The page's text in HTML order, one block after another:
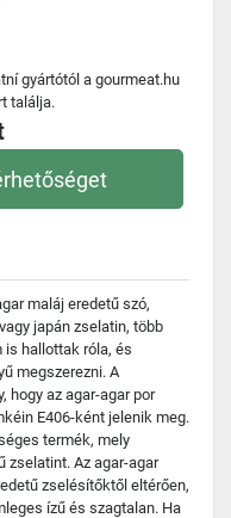
gyártótól a gourmeat.hu
találja.
maláj eredetű szó,
japán zselatin, több
is hallottak róla, és
megszerezni. A
hogy az agar-agar por
E406-ként jelenik meg.
termék, mely
zselatint. Az agar-agar
zselésítőktől eltérően,
ízű és szagtalan. Ha